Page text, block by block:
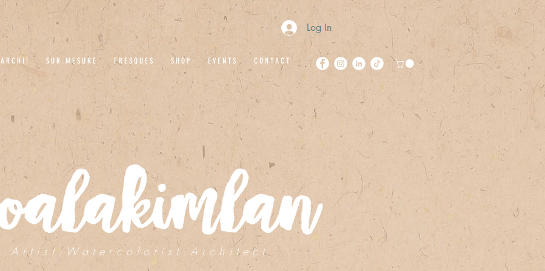
Log In
A R C H I ! S U R . M E S U R E F R E S Q U E S S H O P E V E N T S C O N T A C T
A r t i s t . W a t e r c o l o r i s t . A r c h i t e c t